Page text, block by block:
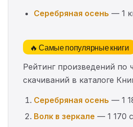
Серебряная осень — 1
🔥 Самые популярные книги
Рейтинг произведений по
скачиваний в каталоге
Серебряная осень — 1
Волк в зеркале — 1 170